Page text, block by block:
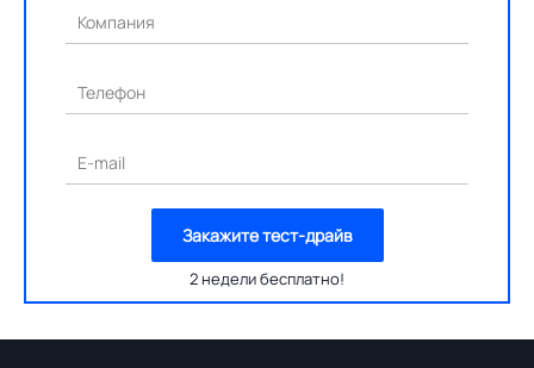
Компания
Телефон
E-mail
Закажите тест-драйв
2 недели бесплатно!